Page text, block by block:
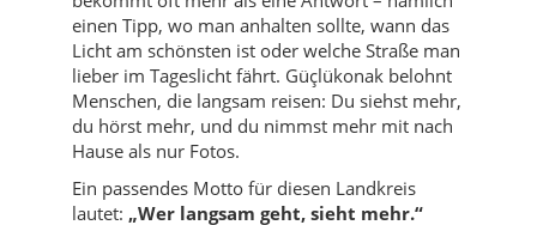
einen Tipp, wo man anhalten sollte, wann das
Licht am schönsten ist oder welche Straße man
lieber im Tageslicht fährt. Güçlükonak belohnt
Menschen, die langsam reisen: Du siehst mehr,
du hörst mehr, und du nimmst mehr mit nach
Hause als nur Fotos.
Ein passendes Motto für diesen Landkreis
lautet: „Wer langsam geht, sieht mehr.“